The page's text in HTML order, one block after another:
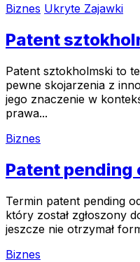
Biznes Ukryte Zajawki
Patent
Patent sztokholmski to
pewne skojarzenia z
jego znaczenie w
prawa...
Biznes
Patent pending
Termin patent pending
który został zgłoszony
jeszcze nie otrzymał
Biznes